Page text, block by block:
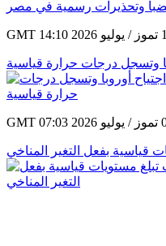
وتسجل درجات حرارة قياسية
قياسية بفعل التغير المناخي